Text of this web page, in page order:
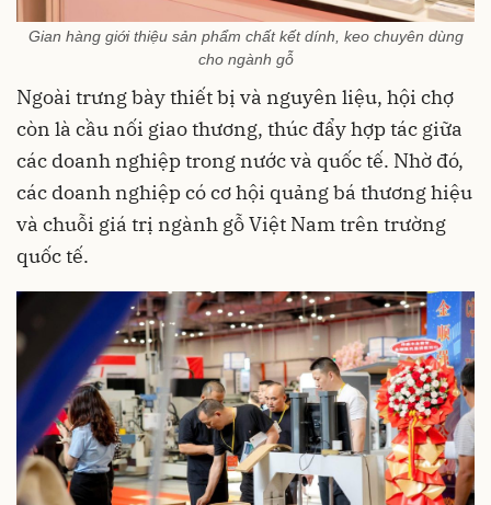
Gian hàng giới thiệu sản phẩm chất kết dính, keo chuyên dùng
cho ngành gỗ
Ngoài trưng bày thiết bị và nguyên liệu, hội chợ
còn là cầu nối giao thương, thúc đẩy hợp tác giữa
các doanh nghiệp trong nước và quốc tế. Nhờ đó,
các doanh nghiệp có cơ hội quảng bá thương hiệu
và chuỗi giá trị ngành gỗ Việt Nam trên trường
quốc tế.